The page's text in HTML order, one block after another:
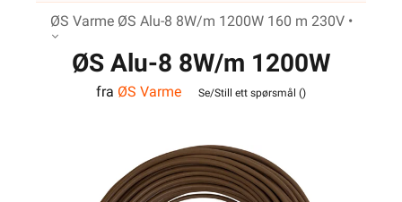
ØS Varme ØS Alu-8 8W/m 1200W 160 m 230V •
ØS Alu-8 8W/m 1200W
160 m 230V
fra ØS Varme Se/Still ett spørsmål ()